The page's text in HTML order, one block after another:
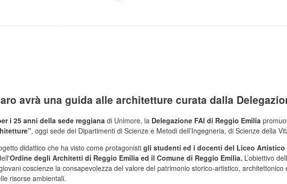
avrà una guida alle architetture curata dalla
i 25 anni della sede reggiana di Unimore, la Delegazione FAI di Reggio Emilia
, oggi sede dei Dipartimenti di Scienze e Metodi dell’Ingegneria, di Scienze della
didattico che ha visto come protagonisti gli studenti ed i docenti del Liceo Artistico
Ordine degli Architetti di Reggio Emilia ed il Comune di Reggio Emilia. L’obiettivo
coscienze la consapevolezza del valore del patrimonio storico-artistico,
risorse ambientali.